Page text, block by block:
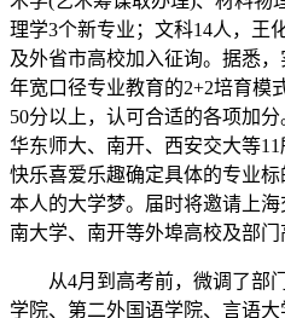
理学3个新专业；文科14人，王
及外省市高校加入征询。据悉
年宽口径专业教育的2+2培育模
50分以上，认可合适的各项加
华东师大、南开、西安交大等
快乐喜爱乐趣确定具体的专业
本人的大学梦。届时将邀请上
南大学、南开等外埠高校及部门
从4月到高考前，微调了部
学院、第二外国语学院、言语